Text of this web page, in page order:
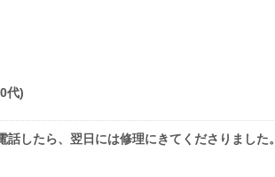
代)
したら、翌日には修理にきてくださりました。